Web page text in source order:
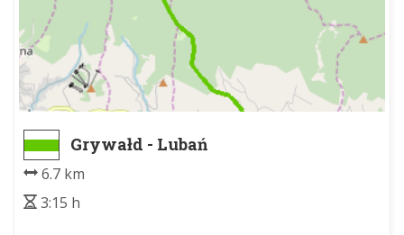
Grywałd - Lubań
6.7 km
3:15 h